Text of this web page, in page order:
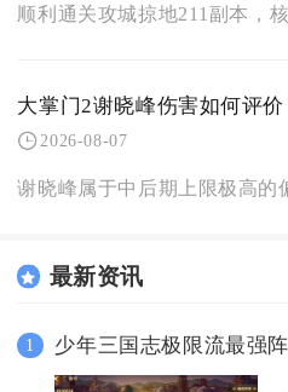
大掌门2谢晓峰伤害如何评价
2026-08-07
最新资讯
1 少年三国志极限流最强